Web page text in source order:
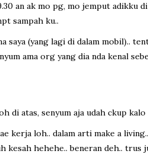
an ak mo pg, mo jemput adikku
sampah ku..
(yang lagi di dalam mobil)..
ama org yang dia nda kenal
di atas, senyum aja udah ckup
kerja loh.. dalam arti make a
kesah hehehe.. beneran deh..